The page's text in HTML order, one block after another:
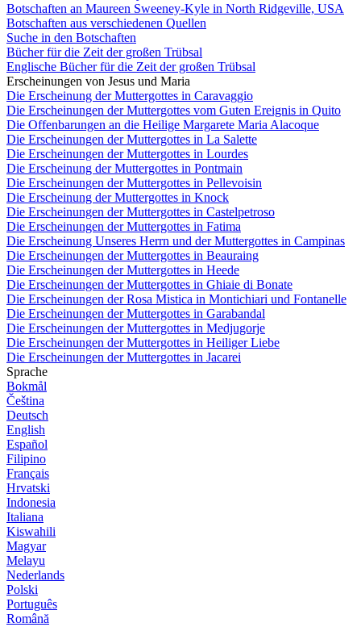
Botschaften an Maureen Sweeney-Kyle in North Ridgeville, USA
Botschaften aus verschiedenen Quellen
Suche in den Botschaften
Bücher für die Zeit der großen Trübsal
Englische Bücher für die Zeit der großen Trübsal
Erscheinungen von Jesus und Maria
Die Erscheinung der Muttergottes in Caravaggio
Die Erscheinungen der Muttergottes vom Guten Ereignis in Quito
Die Offenbarungen an die Heilige Margarete Maria Alacoque
Die Erscheinungen der Muttergottes in La Salette
Die Erscheinungen der Muttergottes in Lourdes
Die Erscheinung der Muttergottes in Pontmain
Die Erscheinungen der Muttergottes in Pellevoisin
Die Erscheinung der Muttergottes in Knock
Die Erscheinungen der Muttergottes in Castelpetroso
Die Erscheinungen der Muttergottes in Fatima
Die Erscheinung Unseres Herrn und der Muttergottes in Campinas
Die Erscheinungen der Muttergottes in Beauraing
Die Erscheinungen der Muttergottes in Heede
Die Erscheinungen der Muttergottes in Ghiaie di Bonate
Die Erscheinungen der Rosa Mistica in Montichiari und Fontanelle
Die Erscheinungen der Muttergottes in Garabandal
Die Erscheinungen der Muttergottes in Medjugorje
Die Erscheinungen der Muttergottes in Heiliger Liebe
Die Erscheinungen der Muttergottes in Jacarei
Sprache
Bokmål
Čeština
Deutsch
English
Español
Filipino
Français
Hrvatski
Indonesia
Italiana
Kiswahili
Magyar
Melayu
Nederlands
Polski
Português
Română